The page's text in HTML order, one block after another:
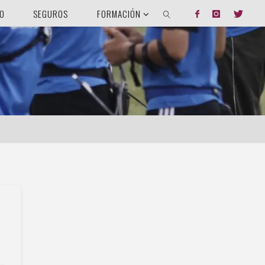
SEGUROS
FORMACIÓN
BUSCAR